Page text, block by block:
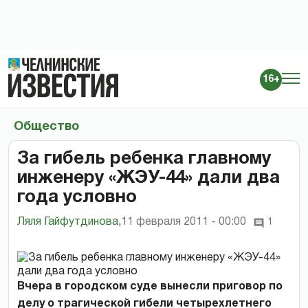
16+
Общество
За гибель ребенка главному
инженеру «ЖЭУ-44» дали два
года условно
Ляля Гайфутдинова, 11 февраля 2011 - 00:00 1
Вчера в городском суде вынесли приговор по
делу о трагической гибели четырехлетнего